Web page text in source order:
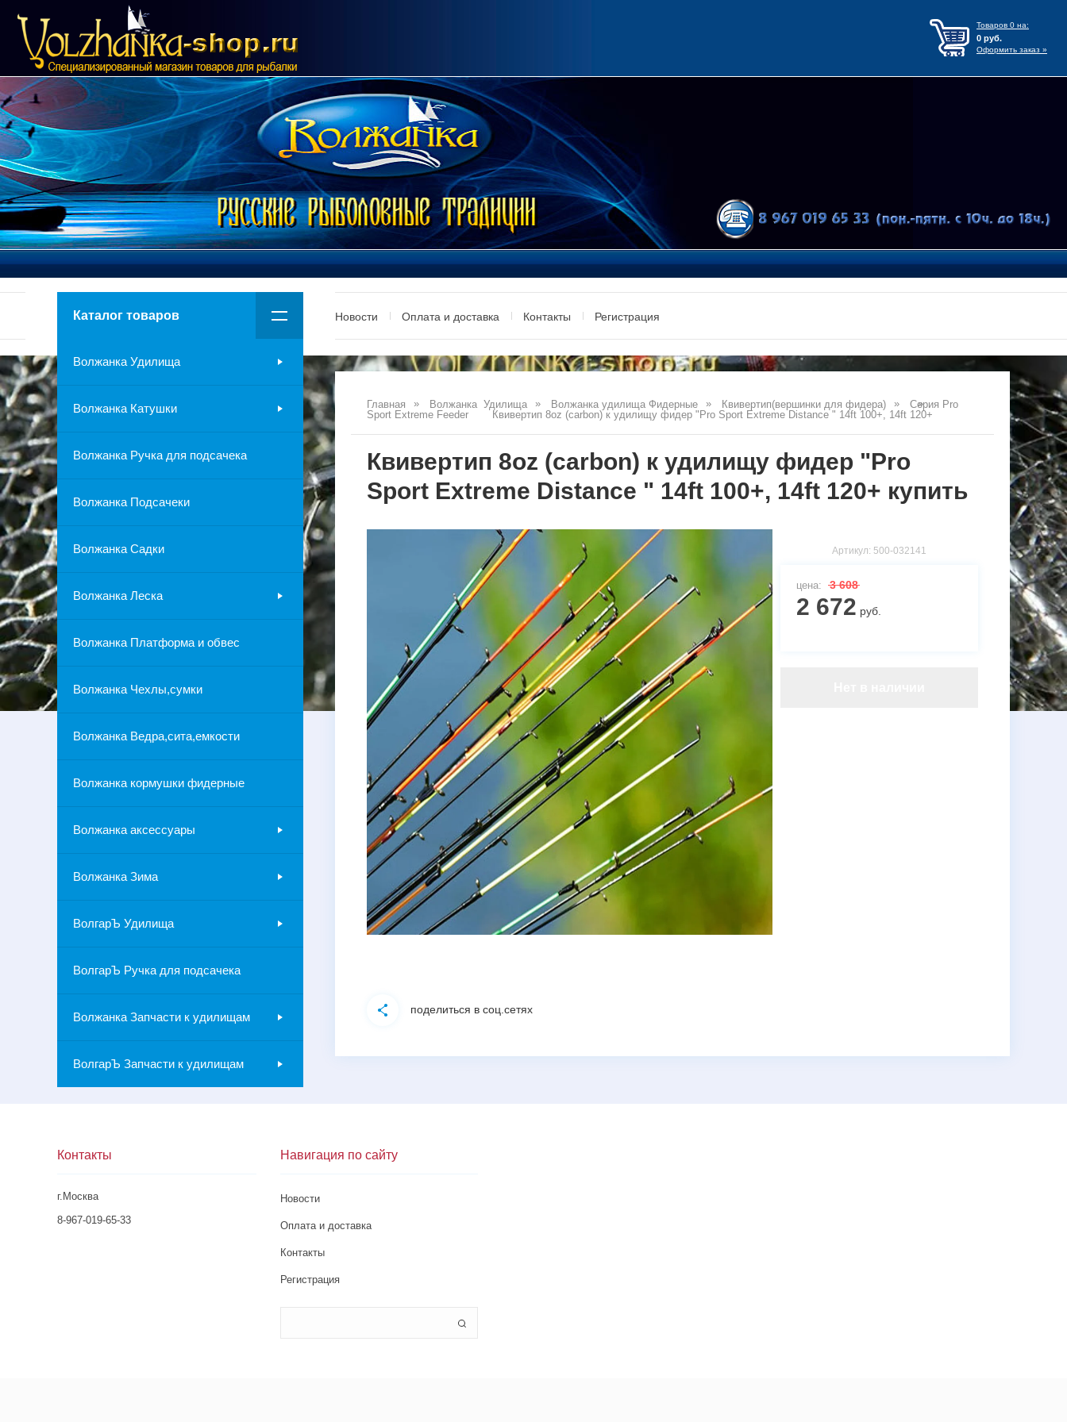
Товаров 0 на:
0 руб.
Оформить заказ »
Каталог товаров
Волжанка Удилища
Волжанка Катушки
Волжанка Ручка для подсачека
Волжанка Подсачеки
Волжанка Садки
Волжанка Леска
Волжанка Платформа и обвес
Волжанка Чехлы,сумки
Волжанка Ведра,сита,емкости
Волжанка кормушки фидерные
Волжанка аксессуары
Волжанка Зима
ВолгарЪ Удилища
ВолгарЪ Ручка для подсачека
Волжанка Запчасти к удилищам
ВолгарЪ Запчасти к удилищам
Новости Оплата и доставка Контакты Регистрация
Главная Волжанка  Удилища Волжанка удилища Фидерные Квивертип(вершинки для фидера)
Серия Pro
Sport Extreme Feeder
Квивертип 8oz (carbon) к удилищу фидер "Pro Sport Extreme Distance " 14ft 100+, 14ft 120+
Квивертип 8oz (carbon) к удилищу фидер "Pro
Sport Extreme Distance " 14ft 100+, 14ft 120+ купить
Артикул: 500-032141
цена: 3 608
2 672 руб.
поделиться в соц.сетях
Контакты
г.Москва
8-967-019-65-33
Навигация по сайту
Новости
Оплата и доставка
Контакты
Регистрация